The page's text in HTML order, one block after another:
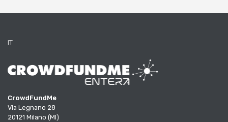
IT
CrowdFundMe
Via Legnano 28
20121 Milano (MI)